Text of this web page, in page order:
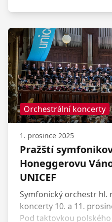
zářící hvězdnou
síni Obecního domu.
Orchestrální koncerty
1. prosince 2025
Pražští
Honeggerovu
UNICEF
Symfonický orchestr hl.
koncerty 10. a 11.
Pod taktovkou